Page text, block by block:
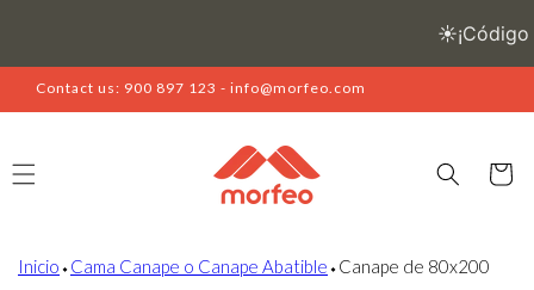
Contact us: 900 897 123 - info@morfeo.com
Cart
Inicio⬩Cama Canape o Canape Abatible⬩Canape de 80x200